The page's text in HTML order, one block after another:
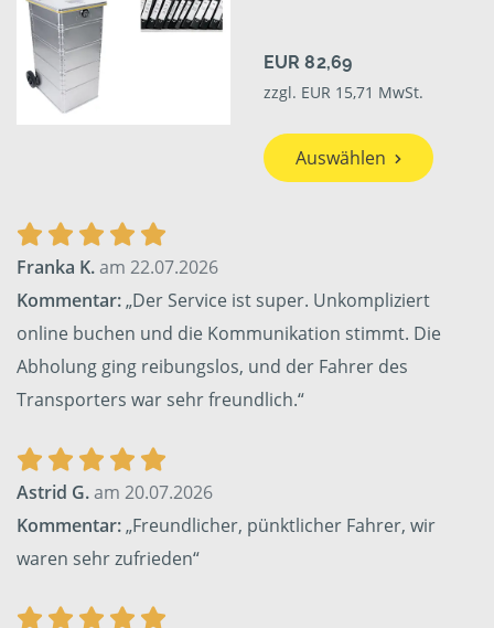
EUR 82,69
zzgl. EUR 15,71 MwSt.
Auswählen
Franka K.am 22.07.2026
Kommentar:„Der Service ist super. Unkompliziert
online buchen und die Kommunikation stimmt. Die
Abholung ging reibungslos, und der Fahrer des
Transporters war sehr freundlich.“
Astrid G.am 20.07.2026
Kommentar:„Freundlicher, pünktlicher Fahrer, wir
waren sehr zufrieden“